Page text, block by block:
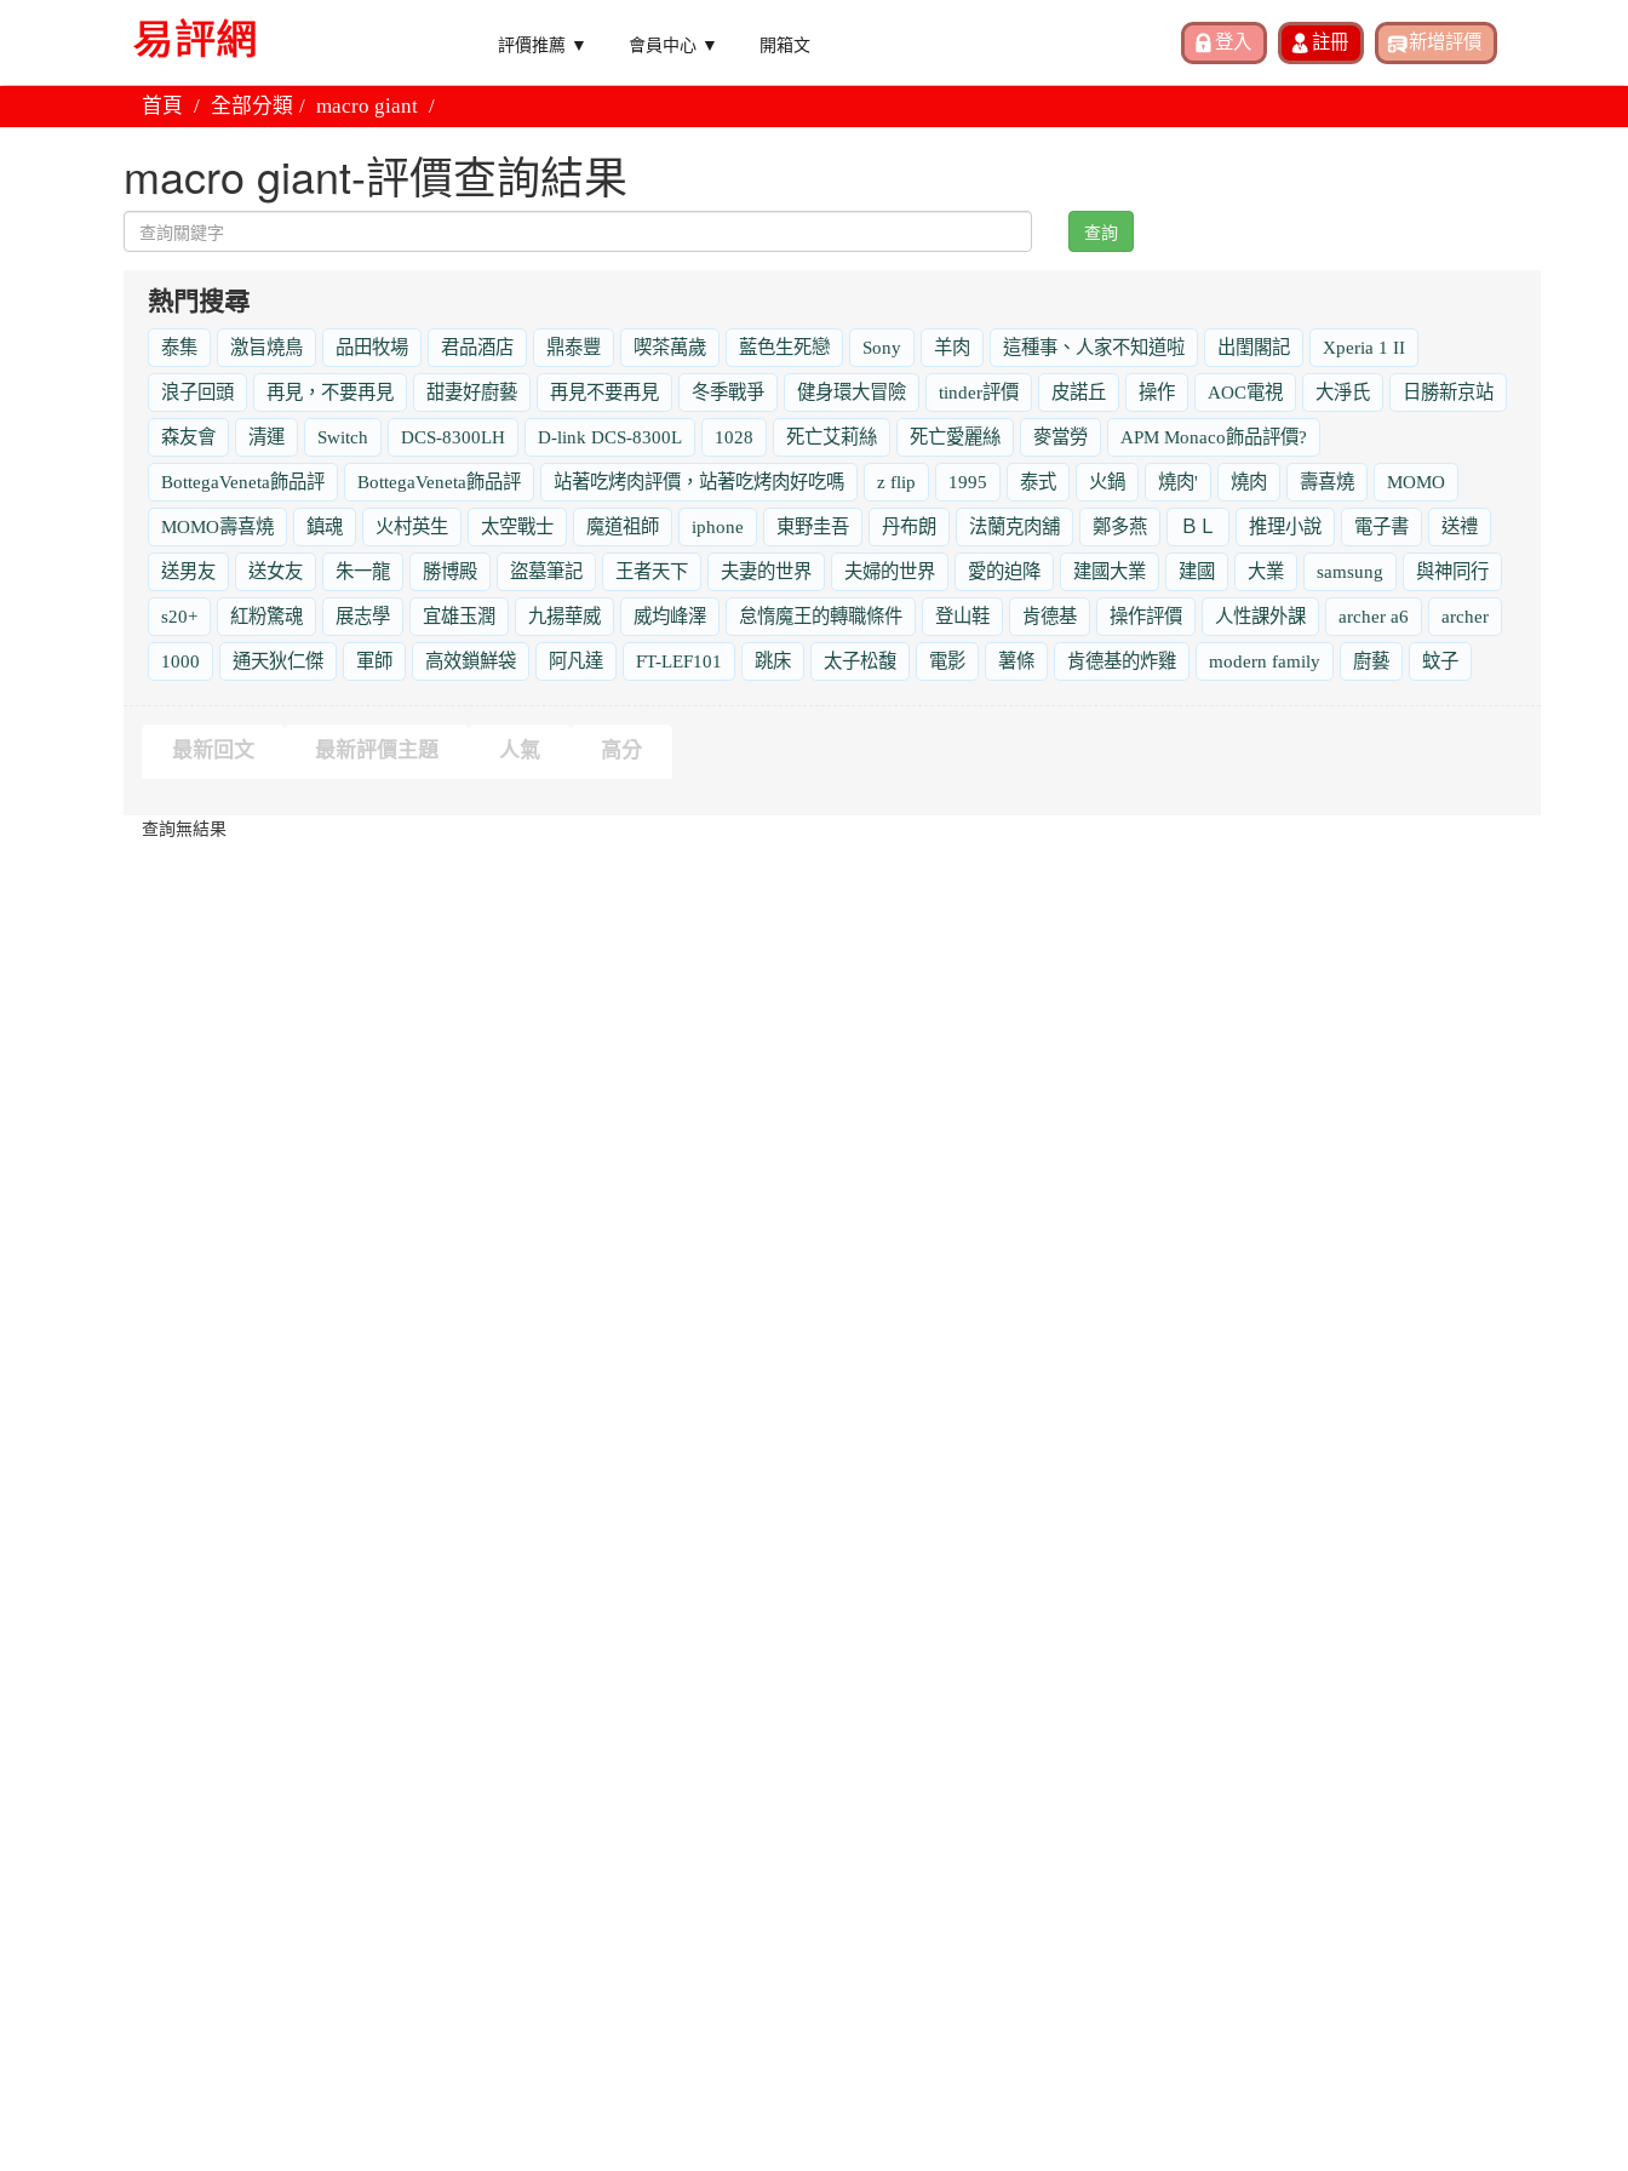
評價推薦 ▼ 會員中心 ▼ 開箱文
首頁 全部分類 macro giant
macro giant-評價查詢結果
查詢
熱門搜尋
泰集 激旨燒鳥 品田牧場 君品酒店 鼎泰豐 喫茶萬歲 藍色生死戀 Sony 羊肉 這種事、人家不知道啦 出閨閣記 Xperia 1 II
浪子回頭 再見，不要再見 甜妻好廚藝 再見不要再見 冬季戰爭 健身環大冒險 tinder評價 皮諾丘 操作 AOC電視 大淨氏 日勝新京站
森友會 清運 Switch DCS-8300LH D-link DCS-8300L 1028 死亡艾莉絲 死亡愛麗絲 麥當勞 APM Monaco飾品評價?
BottegaVeneta飾品評 BottegaVeneta飾品評 站著吃烤肉評價，站著吃烤肉好吃嗎 z flip 1995 泰式 火鍋 燒肉' 燒肉 壽喜燒 MOMO
MOMO壽喜燒 鎮魂 火村英生 太空戰士 魔道祖師 iphone 東野圭吾 丹布朗 法蘭克肉舖 鄭多燕 ＢＬ 推理小說 電子書 送禮
送男友 送女友 朱一龍 勝博殿 盜墓筆記 王者天下 夫妻的世界 夫婦的世界 愛的迫降 建國大業 建國 大業 samsung 與神同行
s20+ 紅粉驚魂 展志學 宜雄玉潤 九揚華威 威均峰澤 怠惰魔王的轉職條件 登山鞋 肯德基 操作評價 人性課外課 archer a6 archer
1000 通天狄仁傑 軍師 高效鎖鮮袋 阿凡達 FT-LEF101 跳床 太子松馥 電影 薯條 肯德基的炸雞 modern family 廚藝 蚊子
最新回文 最新評價主題 人氣 高分
查詢無結果